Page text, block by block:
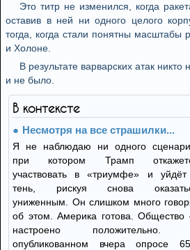
Это титр не изменился, когда
оставив в ней ни одного целого
тогда, когда стали понятны масштабы
и Холоне.
В результате варварских атак никто
и не было.
В контексте
Несмотря на все страшилки...
Я не наблюдаю ни одного
при котором Трамп
участвовать в «триумфе» и
тень, рискуя снова
униженным. Он слишком много
об этом. Америка готова.
настроено положительно.
опубликованном вчера опросе